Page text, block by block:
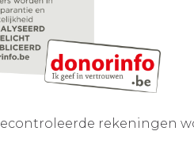
rekeningen